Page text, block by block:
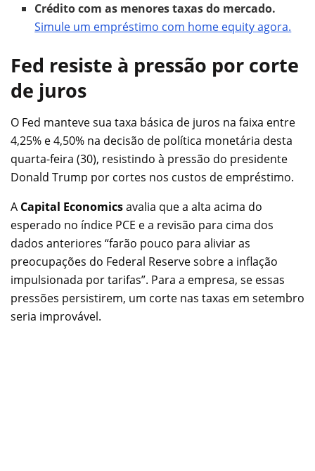
Crédito com as menores taxas do mercado.
Simule um empréstimo com home equity agora.
Fed resiste à pressão por corte
de juros
O Fed manteve sua taxa básica de juros na faixa entre
4,25% e 4,50% na decisão de política monetária desta
quarta-feira (30), resistindo à pressão do presidente
Donald Trump por cortes nos custos de empréstimo.
A Capital Economicsavalia que a alta acima do
esperado no índice PCE e a revisão para cima dos
dados anteriores “farão pouco para aliviar as
preocupações do Federal Reserve sobre a inflação
impulsionada por tarifas”. Para a empresa, se essas
pressões persistirem, um corte nas taxas em setembro
seria improvável.